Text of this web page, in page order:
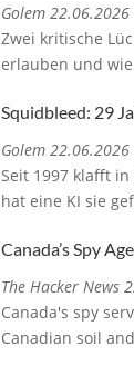
Golem
Zwei kritische
erlauben und
Squidbleed: 29
Golem
Seit 1997 klafft
hat eine KI sie
Canada’s Spy
The Hacker News
Canada's spy
Canadian soil